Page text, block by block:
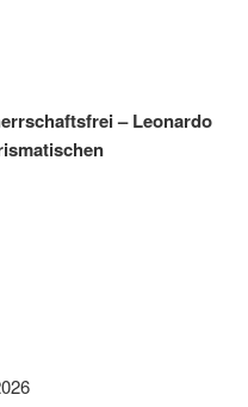
– Leonardo